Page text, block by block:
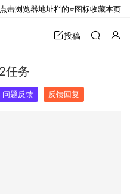
投稿
任务
问题反馈 反馈回复
点击浏览器地址栏的⭐图标收藏本页